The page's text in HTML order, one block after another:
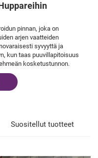
pinnan, joka on
arjen vaatteiden
syvyyttä ja
kun taas puuvillapitoisuus
kosketustunnon.
Suositellut tuotteet